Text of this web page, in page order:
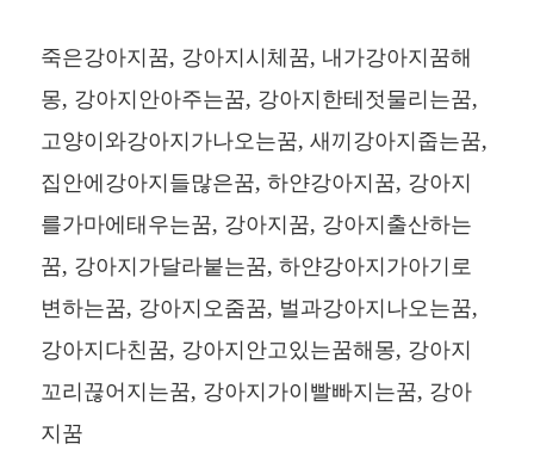
죽은강아지꿈, 강아지시체꿈, 내가강아지꿈해
몽, 강아지안아주는꿈, 강아지한테젓물리는꿈,
고양이와강아지가나오는꿈, 새끼강아지줍는꿈,
집안에강아지들많은꿈, 하얀강아지꿈, 강아지
를가마에태우는꿈, 강아지꿈, 강아지출산하는
꿈, 강아지가달라붙는꿈, 하얀강아지가아기로
변하는꿈, 강아지오줌꿈, 벌과강아지나오는꿈,
강아지다친꿈, 강아지안고있는꿈해몽, 강아지
꼬리끊어지는꿈, 강아지가이빨빠지는꿈, 강아
지꿈